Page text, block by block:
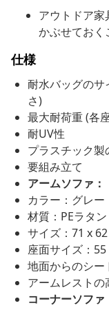
アウトドア
かぶせておく
仕様
耐水バッグのサ
さ)
最大耐荷重 (各
耐UV性
プラスチック
要組み立て
アームソファ：
カラー：グレー
材質：PEラタ
サイズ：71 x
座面サイズ：
地面からのシ
アームレスト
コーナーソファ